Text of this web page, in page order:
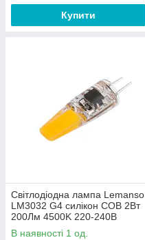
Купити
Світлодіодна лампа Lemanso
LM3032 G4 силікон COB 2Вт
200Лм 4500K 220-240В
В наявності 1 од.